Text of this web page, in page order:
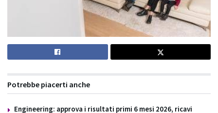
Potrebbe piacerti anche
Engineering: approva i risultati primi 6 mesi 2026, ricavi